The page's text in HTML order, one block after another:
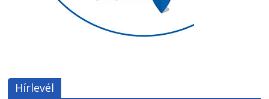
Hírlevél